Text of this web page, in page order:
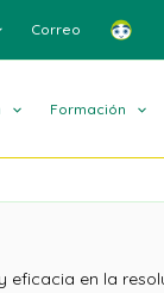
Correo
Formación
eficacia en la